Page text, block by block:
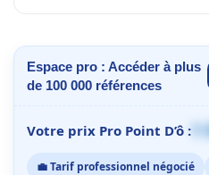
Espace pro : Accéder à plus
de 100 000 références
Votre prix Pro Point D’ô : 1
💼 Tarif professionnel négocié